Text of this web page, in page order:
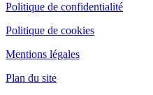
Politique de confidentialité
Politique de cookies
Mentions légales
Plan du site